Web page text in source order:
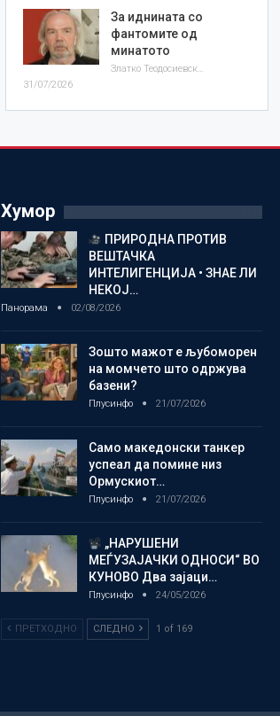
За иднината со
фантомите од
минатото
Златко Теодосиевски
31/07/2026
Хумор
ПРИРОДНА ПРОТИВ
ВЕШТАЧКА
ИНТЕЛИГЕНЦИЈА • ЗНАЕ ЛИ
НЕКОЈ…
Панорама 02/08/2026
Зошто мажот е љубоморен
на момчето што одржува
базени?
Плусинфо 21/07/2026
Само македонски танкер
успеал да помине низ
Ормускиот…
Плусинфо 21/07/2026
„НАРУШЕНИ
МЕЃУЗАЈАЧКИ ОДНОСИ“ ВО
КУНОВО Два зајаци…
Плусинфо 24/05/2026
ПРЕТХОДНО СЛЕДНО 1 of 169